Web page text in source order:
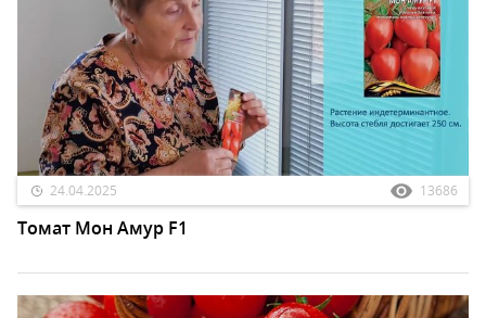
24.04.2025 13686
Томат Мон Амур F1